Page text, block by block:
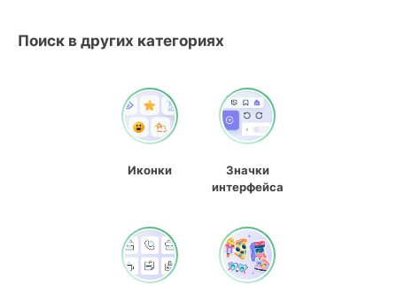
Поиск в других категориях
Иконки
Значки
интерфейса